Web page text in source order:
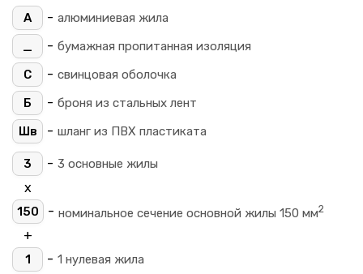
А - алюминиевая жила
_
- бумажная пропитанная изоляция
С
- свинцовая оболочка
Б
- броня из стальных лент
Шв
- шланг из ПВХ пластиката
3 - 3 основные жилы
х
150 - номинальное сечение основной жилы 150 мм2
+
1 - 1 нулевая жила